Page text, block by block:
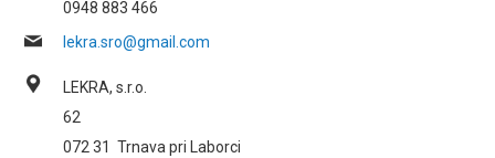
0948 883 466
lekra.sro@gmail.com
LEKRA, s.r.o.
62
072 31 Trnava pri Laborci